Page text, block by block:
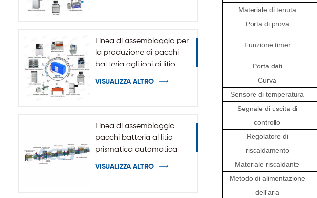
Linea di assemblaggio per
la produzione di pacchi
batteria agli ioni di litio
VISUALIZZA ALTRO
Linea di assemblaggio
pacchi batteria al litio
prismatica automatica
VISUALIZZA ALTRO
Materiale di tenuta
Porta di prova
Funzione timer
Porta dati
Curva
Sensore di temperatura
Segnale di uscita di
controllo
Regolatore di
riscaldamento
Materiale riscaldante
Metodo di alimentazione
dell'aria